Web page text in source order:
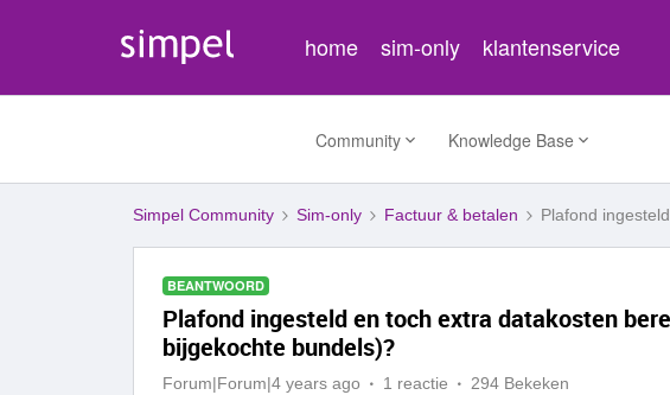
home sim-only klantenservice
Community Knowledge Base
Simpel Community Sim-only Factuur & betalen Plafond
BEANTWOORD
Plafond ingesteld en toch extra datakosten
bijgekochte bundels)?
Forum|Forum|4 years ago 1 reactie 294 Bekeken